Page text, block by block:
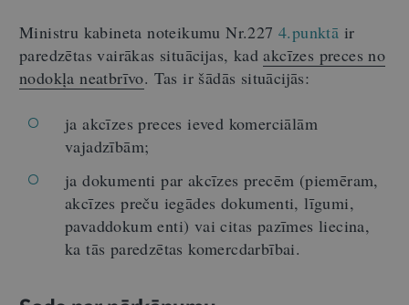
Ministru kabineta noteikumu Nr.227 4.punktā ir
paredzētas vairākas situācijas, kadakcīzes preces no
nodokļa neatbrīvo. Tas ir šādās situācijās:
ja akcīzes preces ieved komerciālām
vajadzībām;
ja dokumenti par akcīzes precēm (piemēram,
akcīzes preču iegādes dokumenti, līgumi,
pavaddokum enti) vai citas pazīmes liecina,
ka tās paredzētas komercdarbībai.